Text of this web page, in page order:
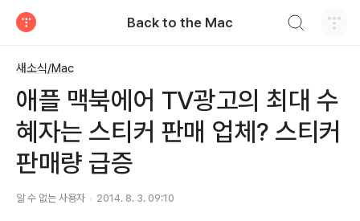
Back to the Mac
새소식/Mac
애플 맥북에어 TV광고의 최대 수
혜자는 스티커 판매 업체? 스티커
판매량 급증
알 수 없는 사용자 2014. 8. 3. 09:10